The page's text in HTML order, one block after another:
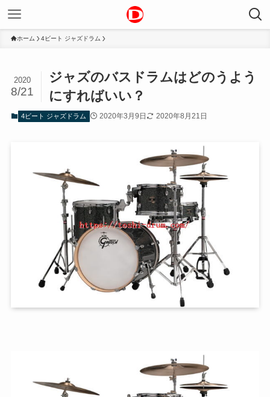
ホーム 4ビート ジャズドラム
ジャズのバスドラムはどのうよう
にすればいい？
2020
8/21
4ビート ジャズドラム 2020年3月9日 2020年8月21日